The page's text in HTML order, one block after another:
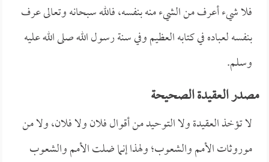
فلا شيء أعرف من الشيء منه بنفسه، فالله سبحانه وتعالى عرف
بنفسه لعباده في كتابه العظيم وفي سنة رسول الله صلى الله عليه
وسلم.
مصدر العقيدة الصحيحة
لا تؤخذ العقيدة ولا التوحيد من أقوال فلان ولا فلان، ولا من
موروثات الأمم والشعوب؛ ولهذا إنما ضلت الأمم والشعوب